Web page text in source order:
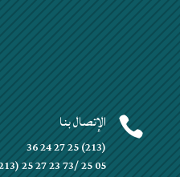
 الإتصال بنا
(213) 25 27 24 36
25 27 23 73/ 25 05